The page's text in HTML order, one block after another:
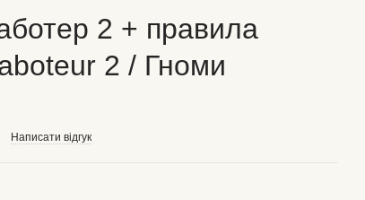
2 + правила
2 / Гноми
Написати відгук